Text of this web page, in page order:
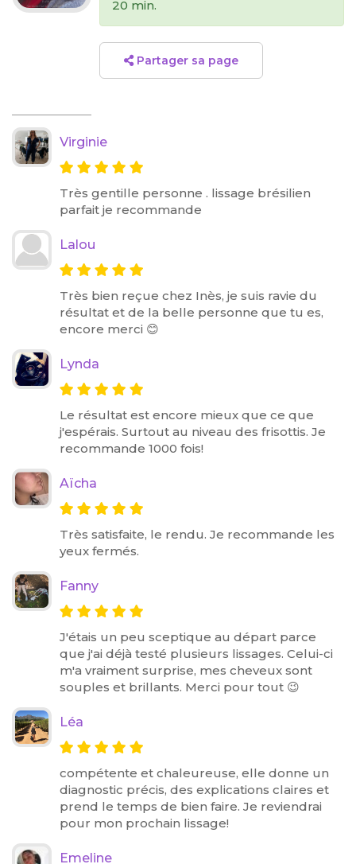
20 min.
Partager sa page
Virginie
Très gentille personne . lissage brésilien
parfait je recommande
Lalou
Très bien reçue chez Inès, je suis ravie du
résultat et de la belle personne que tu es,
encore merci 😊
Lynda
Le résultat est encore mieux que ce que
j'espérais. Surtout au niveau des frisottis. Je
recommande 1000 fois!
Aïcha
Très satisfaite, le rendu. Je recommande les
yeux fermés.
Fanny
J'étais un peu sceptique au départ parce
que j'ai déjà testé plusieurs lissages. Celui-ci
m'a vraiment surprise, mes cheveux sont
souples et brillants. Merci pour tout 😉
Léa
compétente et chaleureuse, elle donne un
diagnostic précis, des explications claires et
prend le temps de bien faire. Je reviendrai
pour mon prochain lissage!
Emeline